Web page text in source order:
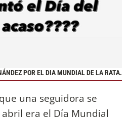
POR EL DIA MUNDIAL DE LA RATA.
una seguidora se
era el Día Mundial